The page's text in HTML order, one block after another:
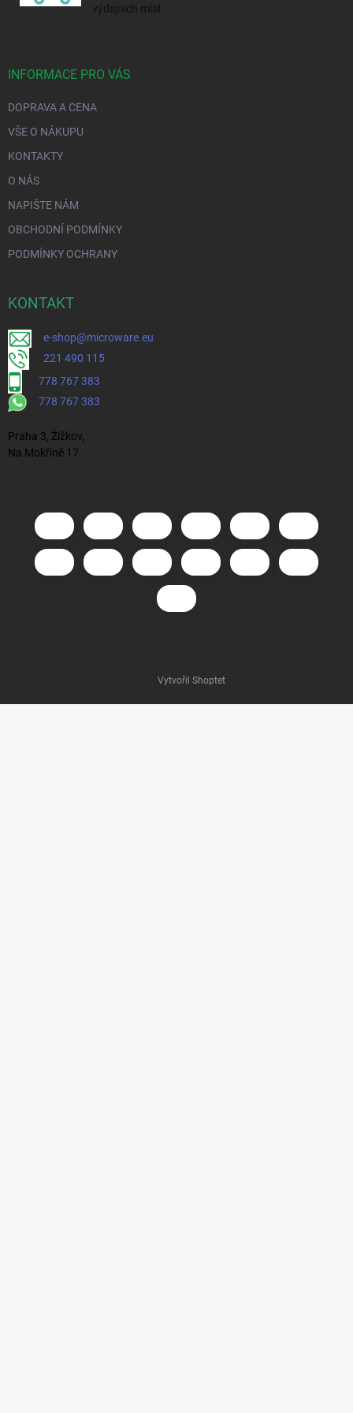
výdejních míst
INFORMACE PRO VÁS
DOPRAVA A CENA
VŠE O NÁKUPU
KONTAKTY
O NÁS
NAPIŠTE NÁM
OBCHODNÍ PODMÍNKY
PODMÍNKY OCHRANY
KONTAKT
e-shop@microware.eu
221 490 115
778 767 383
778 767 383
Praha 3, Žižkov,
Na Mokřině 17
Vytvořil Shoptet